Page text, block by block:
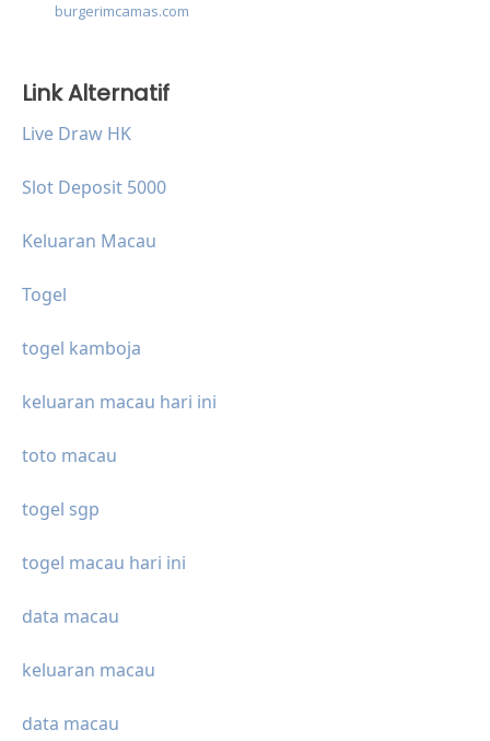
burgerimcamas.com
Link Alternatif
Live Draw HK
Slot Deposit 5000
Keluaran Macau
Togel
togel kamboja
keluaran macau hari ini
toto macau
togel sgp
togel macau hari ini
data macau
keluaran macau
data macau